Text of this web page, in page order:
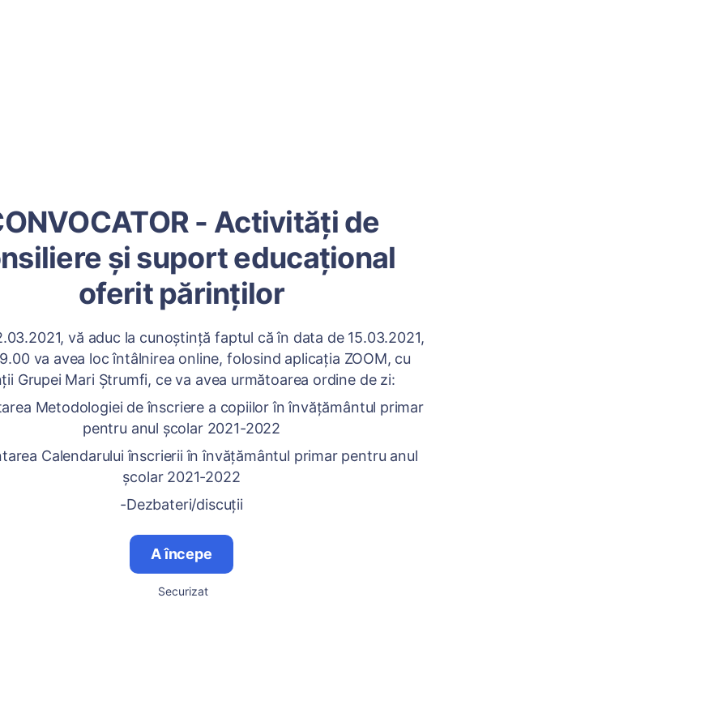
- Activități de
și suport educațional
oferit părinților
vă aduc la cunoștință faptul că în data de 15.03.2021,
va avea loc întâlnirea online, folosind aplicația ZOOM, cu
Grupei Mari Ștrumfi, ce va avea următoarea ordine de zi:
Metodologiei de înscriere a copiilor în învățământul primar
pentru anul școlar 2021-2022
Calendarului înscrierii în învățământul primar pentru anul
școlar 2021-2022
-Dezbateri/discuții
A începe
Securizat